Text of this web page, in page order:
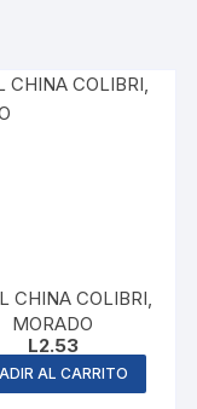
CHINA COLIBRI,
MORADO
L2.53
AL CARRITO